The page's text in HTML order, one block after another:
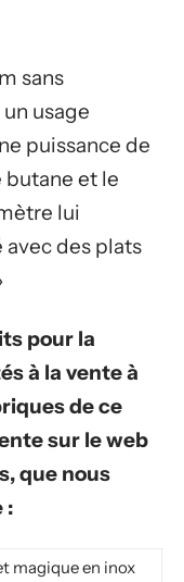
sans
usage
puissance de
butane et le
lui
des plats
pour la
à la vente à
de ce
sur le web
que nous
:
magique en inox